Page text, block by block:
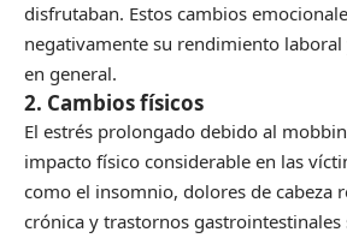
disfrutaban. Estos cambios
negativamente su rendimiento
en general.
2. Cambios físicos
El estrés prolongado debido al
impacto físico considerable en las
como el insomnio, dolores de cabeza
crónica y trastornos gastrointestinales